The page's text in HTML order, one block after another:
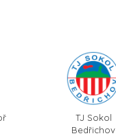
TJ Sokol
Bedřichov